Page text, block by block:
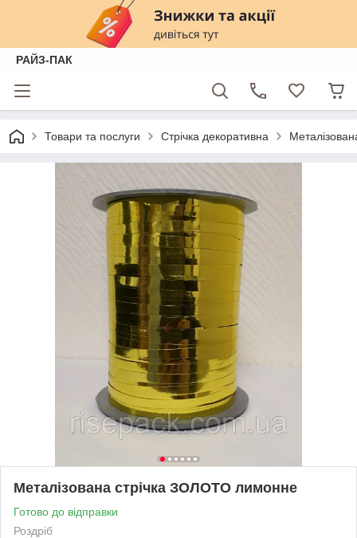
РАЙЗ-ПАК
Товари та послуги Стрічка декоративна
Металізована стрічка ЗОЛОТО лимонне
Готово до відправки
Роздріб